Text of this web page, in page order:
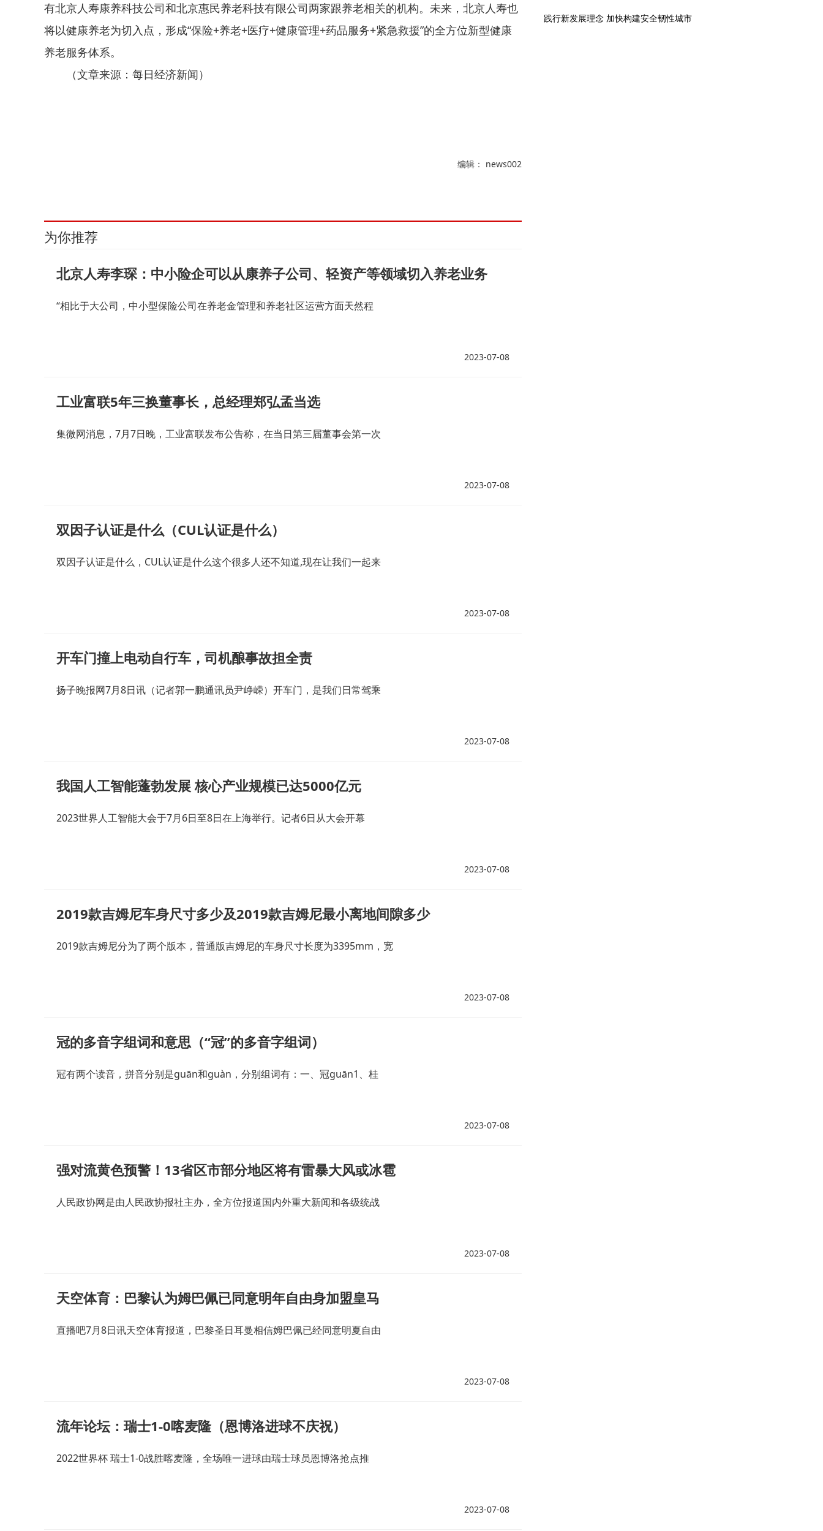
有北京人寿康养科技公司和北京惠民养老科技有限公司两家跟养老相关的机构。未来，北京人寿也
将以健康养老为切入点，形成“保险+养老+医疗+健康管理+药品服务+紧急救援”的全方位新型健康
养老服务体系。
（文章来源：每日经济新闻）
编辑： news002
为你推荐
北京人寿李琛：中小险企可以从康养子公司、轻资产等领域切入养老业务
“相比于大公司，中小型保险公司在养老金管理和养老社区运营方面天然程
2023-07-08
工业富联5年三换董事长，总经理郑弘孟当选
集微网消息，7月7日晚，工业富联发布公告称，在当日第三届董事会第一次
2023-07-08
双因子认证是什么（CUL认证是什么）
双因子认证是什么，CUL认证是什么这个很多人还不知道,现在让我们一起来
2023-07-08
开车门撞上电动自行车，司机酿事故担全责
扬子晚报网7月8日讯（记者郭一鹏通讯员尹峥嵘）开车门，是我们日常驾乘
2023-07-08
我国人工智能蓬勃发展 核心产业规模已达5000亿元
2023世界人工智能大会于7月6日至8日在上海举行。记者6日从大会开幕
2023-07-08
2019款吉姆尼车身尺寸多少及2019款吉姆尼最小离地间隙多少
2019款吉姆尼分为了两个版本，普通版吉姆尼的车身尺寸长度为3395mm，宽
2023-07-08
冠的多音字组词和意思（“冠”的多音字组词）
冠有两个读音，拼音分别是guān和guàn，分别组词有：一、冠guān1、桂
2023-07-08
强对流黄色预警！13省区市部分地区将有雷暴大风或冰雹
人民政协网是由人民政协报社主办，全方位报道国内外重大新闻和各级统战
2023-07-08
天空体育：巴黎认为姆巴佩已同意明年自由身加盟皇马
直播吧7月8日讯天空体育报道，巴黎圣日耳曼相信姆巴佩已经同意明夏自由
2023-07-08
流年论坛：瑞士1-0喀麦隆（恩博洛进球不庆祝）
2022世界杯 瑞士1-0战胜喀麦隆，全场唯一进球由瑞士球员恩博洛抢点推
2023-07-08
践行新发展理念 加快构建安全韧性城市